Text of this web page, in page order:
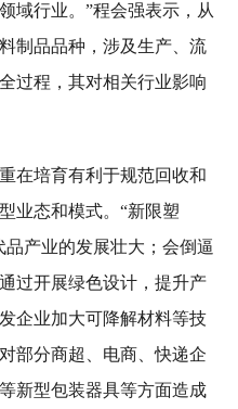
域行业。”程会强表示，从
制品品种，涉及生产、流
过程，其对相关行业影响
在培育有利于规范回收和
业态和模式。“新限塑
产业的发展壮大；会倒逼
过开展绿色设计，提升产
企业加大可降解材料等技
部分商超、电商、快递企
新型包装器具等方面造成